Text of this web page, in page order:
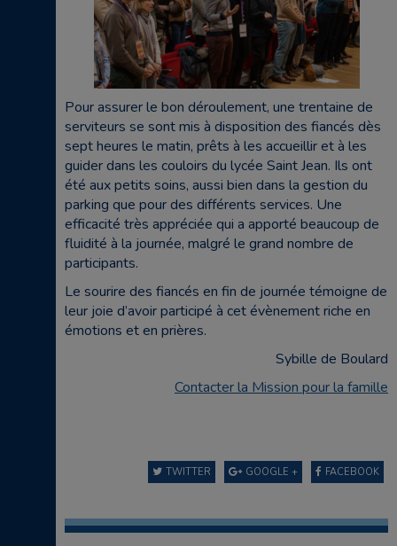
Pour assurer le bon déroulement, une trentaine de
serviteurs se sont mis à disposition des fiancés dès
sept heures le matin, prêts à les accueillir et à les
guider dans les couloirs du lycée Saint Jean. Ils ont
été aux petits soins, aussi bien dans la gestion du
parking que pour des différents services. Une
efficacité très appréciée qui a apporté beaucoup de
fluidité à la journée, malgré le grand nombre de
participants.
Le sourire des fiancés en fin de journée témoigne de
leur joie d’avoir participé à cet évènement riche en
émotions et en prières.
Sybille de Boulard
Contacter la Mission pour la famille
FACEBOOK
GOOGLE +
TWITTER